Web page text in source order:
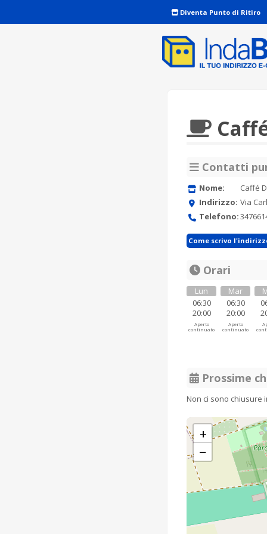
Diventa Punto di Ritiro
Contatti
Nome:
Caffé
Indirizzo: Via
Telefono:
Come scrivo
Orari
Lun
06:30
20:00
Aperto
continuato
Mar
06:30
20:00
Aperto
continuato
Prossime
Non ci sono chiusure
+
−